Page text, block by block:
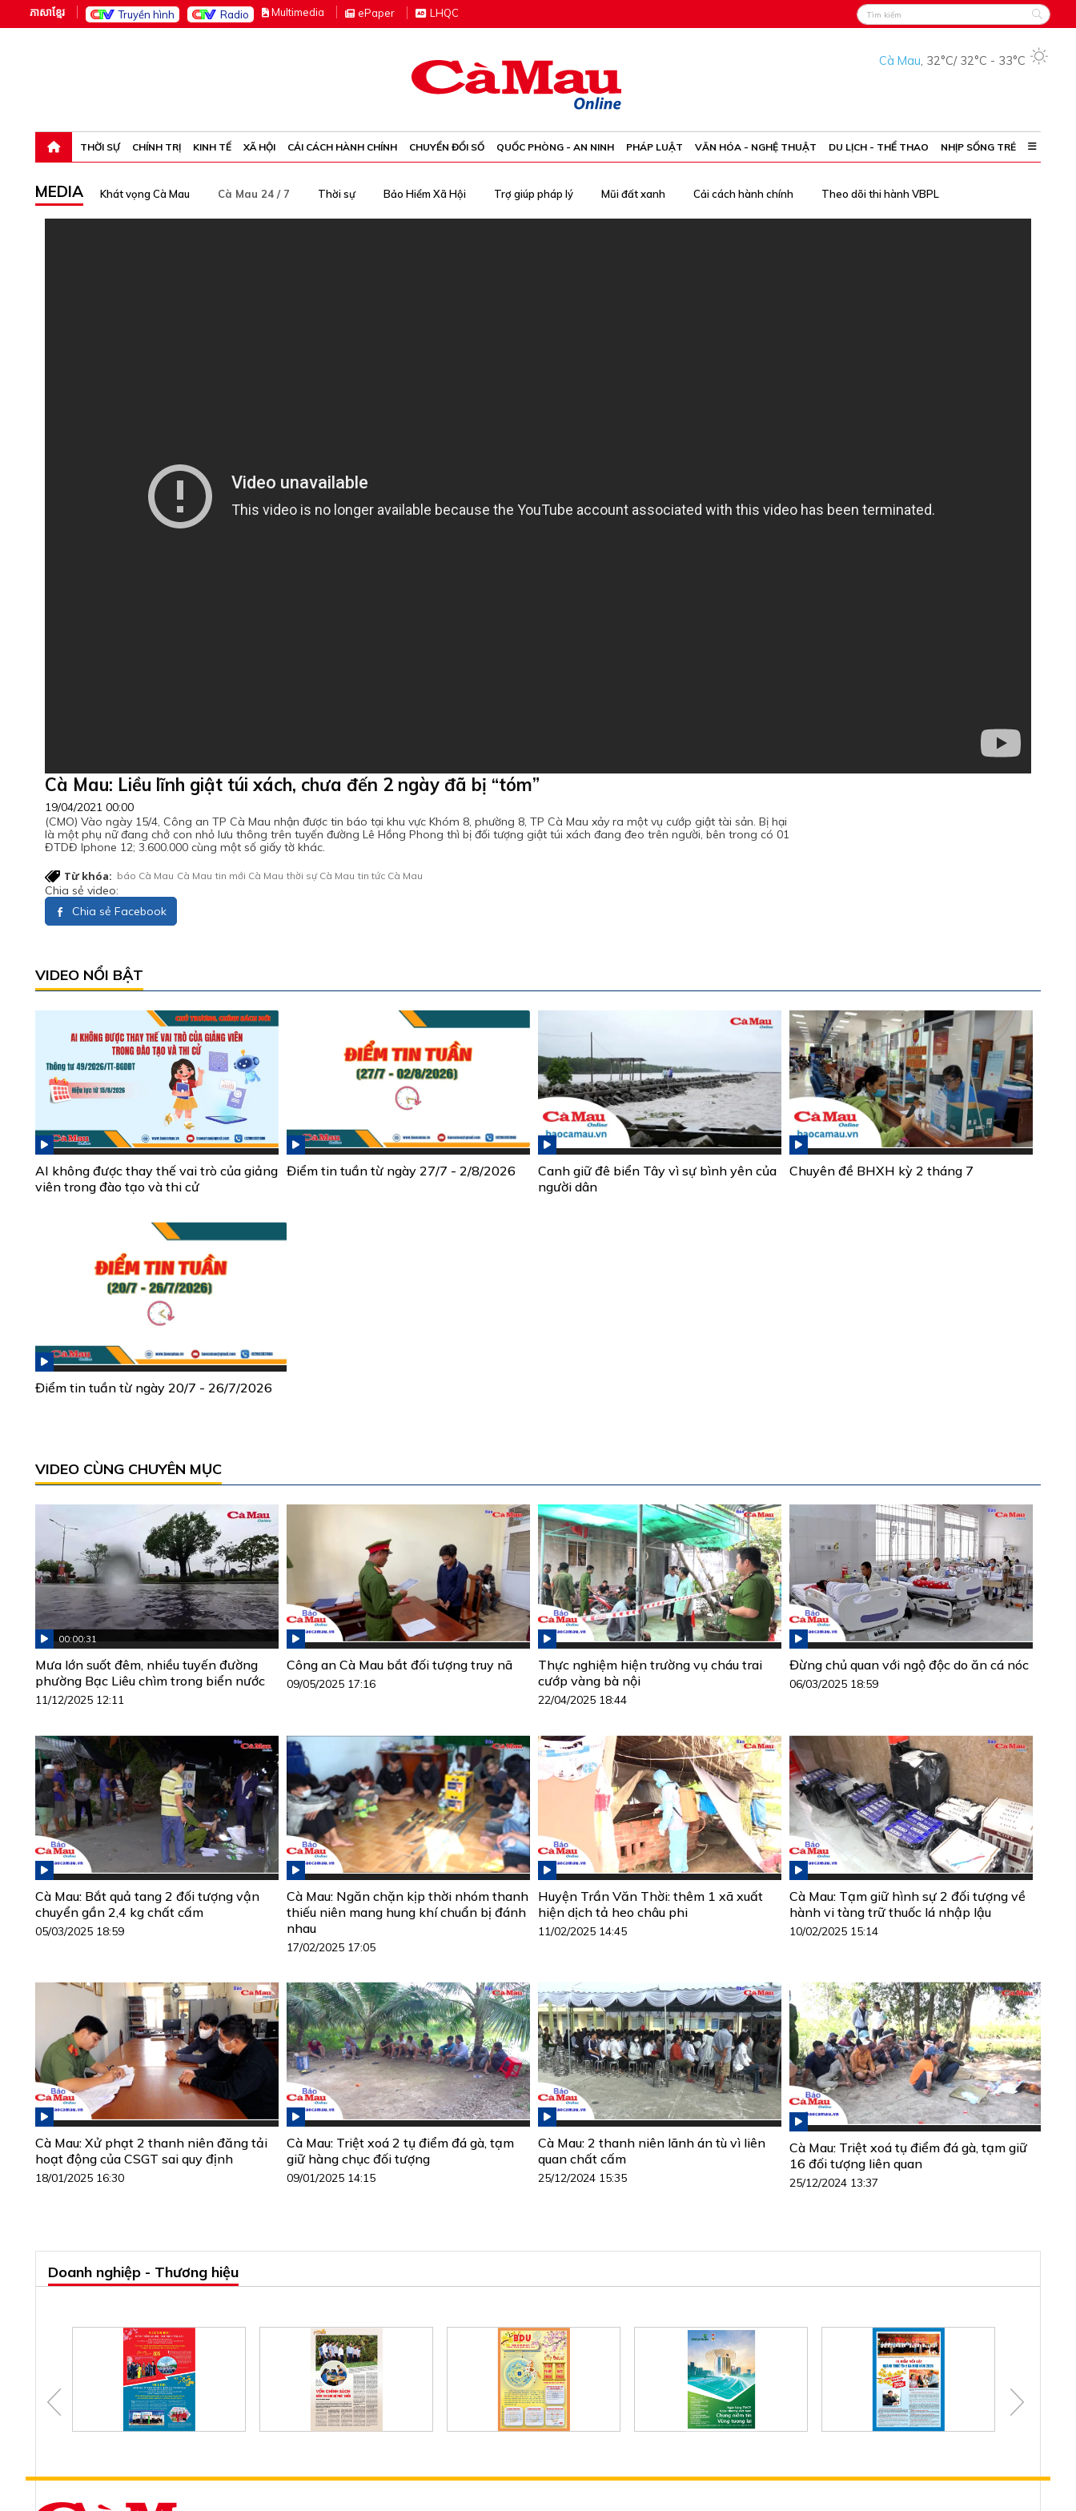
ភាសាខ្មែរ Truyền hình Radio Multimedia ePaper LHQC
Cà Mau, 32°C/ 32°C - 33°C
THỜI SỰ CHÍNH TRỊ KINH TẾ XÃ HỘI CẢI CÁCH HÀNH CHÍNH CHUYỂN ĐỔI SỐ QUỐC PHÒNG - AN NINH PHÁP LUẬT VĂN HÓA - NGHỆ THUẬT DU LỊCH - THỂ THAO NHỊP SỐNG TRẺ
MEDIA Khát vọng Cà Mau Cà Mau 24 / 7 Thời sự Bảo Hiểm Xã Hội Trợ giúp pháp lý Mũi đất xanh Cải cách hành chính Theo dõi thi hành VBPL
Cà Mau: Liều lĩnh giật túi xách, chưa đến 2 ngày đã bị “tóm”
19/04/2021 00:00
(CMO) Vào ngày 15/4, Công an TP Cà Mau nhận được tin báo tại khu vực Khóm 8, phường 8, TP Cà Mau xảy ra một vụ cướp giật tài sản. Bị hại
là một phụ nữ đang chở con nhỏ lưu thông trên tuyến đường Lê Hồng Phong thì bị đối tượng giật túi xách đang đeo trên người, bên trong có 01
ĐTDĐ Iphone 12; 3.600.000 cùng một số giấy tờ khác.
Từ khóa: báo Cà Mau Cà Mau tin mới Cà Mau thời sự Cà Mau tin tức Cà Mau
Chia sẻ video:
Chia sẻ Facebook
VIDEO NỔI BẬT
AI không được thay thế vai trò của giảng
viên trong đào tạo và thi cử
Điểm tin tuần từ ngày 27/7 - 2/8/2026
Canh giữ đê biển Tây vì sự bình yên của
người dân
Chuyên đề BHXH kỳ 2 tháng 7
Điểm tin tuần từ ngày 20/7 - 26/7/2026
VIDEO CÙNG CHUYÊN MỤC
00:00:31
Mưa lớn suốt đêm, nhiều tuyến đường
phường Bạc Liêu chìm trong biển nước
11/12/2025 12:11
Công an Cà Mau bắt đối tượng truy nã
09/05/2025 17:16
Thực nghiệm hiện trường vụ cháu trai
cướp vàng bà nội
22/04/2025 18:44
Đừng chủ quan với ngộ độc do ăn cá nóc
06/03/2025 18:59
Cà Mau: Bắt quả tang 2 đối tượng vận
chuyển gần 2,4 kg chất cấm
05/03/2025 18:59
Cà Mau: Ngăn chặn kịp thời nhóm thanh
thiếu niên mang hung khí chuẩn bị đánh
nhau
17/02/2025 17:05
Huyện Trần Văn Thời: thêm 1 xã xuất
hiện dịch tả heo châu phi
11/02/2025 14:45
Cà Mau: Tạm giữ hình sự 2 đối tượng về
hành vi tàng trữ thuốc lá nhập lậu
10/02/2025 15:14
Cà Mau: Xử phạt 2 thanh niên đăng tải
hoạt động của CSGT sai quy định
18/01/2025 16:30
Cà Mau: Triệt xoá 2 tụ điểm đá gà, tạm
giữ hàng chục đối tượng
09/01/2025 14:15
Cà Mau: 2 thanh niên lãnh án tù vì liên
quan chất cấm
25/12/2024 15:35
Cà Mau: Triệt xoá tụ điểm đá gà, tạm giữ
16 đối tượng liên quan
25/12/2024 13:37
Doanh nghiệp - Thương hiệu